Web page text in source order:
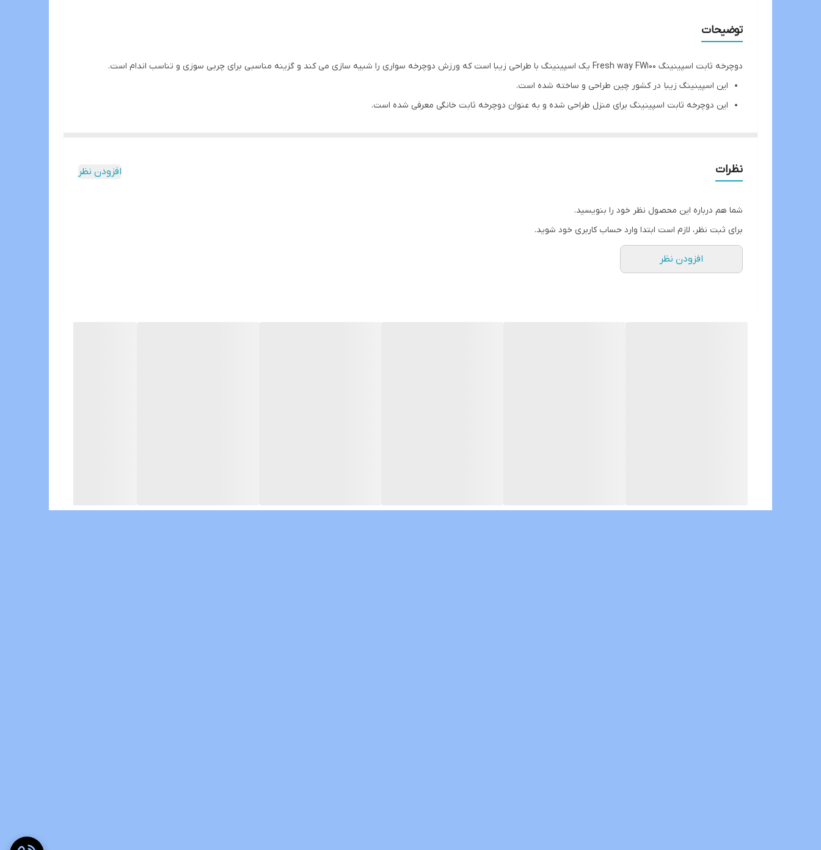
توضیحات
دوچرخه ثابت اسپینینگ Fresh way FW100 یک اسپینینگ با طراحی زیبا است که ورزش دوچرخه سواری را شبیه سازی می کند و گزینه مناسبی برای چربی سوزی و تناسب اندام است.
این اسپینینگ زیبا در کشور چین طراحی و ساخته شده است.
این دوچرخه ثابت اسپینینگ برای منزل طراحی شده و به عنوان دوچرخه ثابت خانگی معرفی شده است.
کمک فنری که در زیر زین تعبیه شده و مانند ضربه گیر موجب انعطاف پذیری این قسمت شده و از ستون فقرات محافظت می کند.
این دوچرخه دارای چرخ آسان رو جهت جا به جایی و حمل آسان میباشد
نظرات افزودن نظر
شما هم درباره این محصول نظر خود را بنویسید.
برای ثبت نظر، لازم است ابتدا وارد حساب کاربری خود شوید.
افزودن نظر